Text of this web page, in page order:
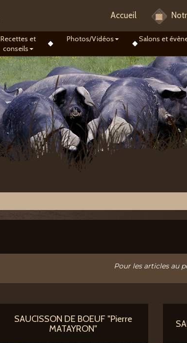
Accueil
Recettes et
conseils
Photos/Vidéos Salons et
Pour les articles au
SAUCISSON DE BOEUF "Pierre
MATAYRON"